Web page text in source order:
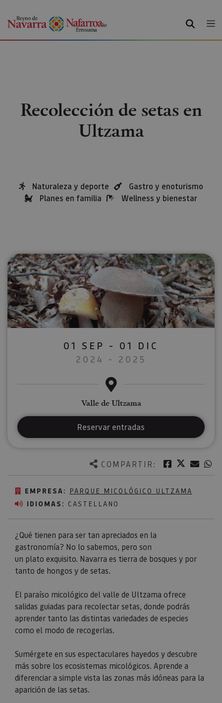
BUSCAR
Recolección de setas en
Ultzama
Naturaleza y deporte
Gastro y enoturismo
Planes en familia
Wellness y bienestar
COMPARTIR: Facebook
Twitter
EMPRESA: PARQUE MICOLÓGICO ULTZAMA
IDIOMAS: CASTELLANO
¿Qué tienen para ser tan apreciados en la
gastronomía? No lo sabemos, pero son
un plato exquisito. Navarra es tierra de bosques y por
tanto de hongos y de setas.
El paraíso micológico del valle de Ultzama ofrece
salidas guiadas para recolectar setas, donde podrás
aprender tanto las distintas variedades de especies
como el modo de recogerlas.⁣
Sumérgete en sus espectaculares hayedos y descubre
más sobre los ecosistemas micológicos. Aprende a
diferenciar a simple vista las zonas más idóneas para la
aparición de las setas. ⁣
01 SEP - 01 DIC
2024 - 2025
Valle de Ultzama
Reservar entradas